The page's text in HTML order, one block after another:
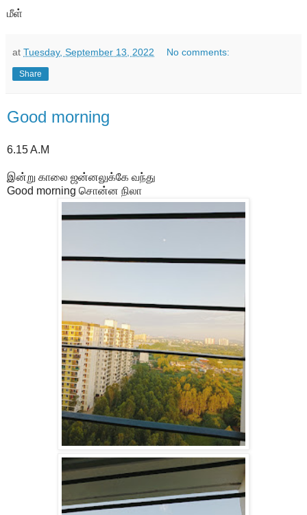
மீள்
at Tuesday, September 13, 2022 No comments:
Share
Good morning
6.15 A.M
இன்று காலை ஜன்னலுக்கே வந்து
Good morning சொன்ன நிலா